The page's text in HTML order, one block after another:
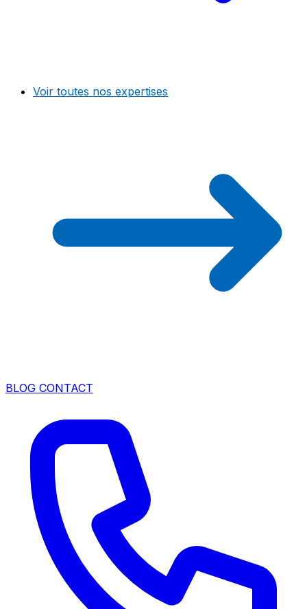
Voir toutes nos expertises
BLOG CONTACT